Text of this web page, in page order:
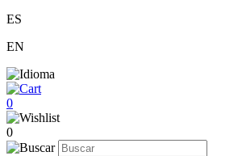
ES
EN
0
0